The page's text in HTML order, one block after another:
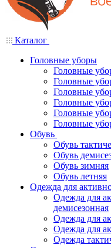
Каталог
Головные уборы
Головные
Головные
Головные
Головные
Головные
Головные
Обувь
Обувь
Обувь
Обувь зимняя
Обувь летняя
Одежда для
Одежда для
демисезонная
Одежда для
Одежда для
Одежда